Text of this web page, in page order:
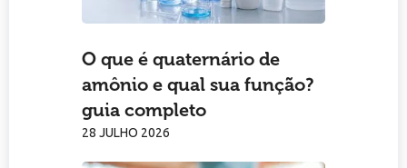
O que é quaternário de
amônio e qual sua função?
guia completo
28 JULHO 2026